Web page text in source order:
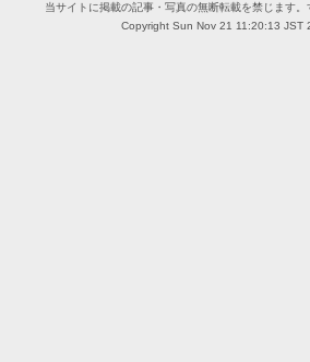
当サイトに掲載の記事・写真の無断転載を禁じます
Copyright Sun Nov 21 11:20:13 JST